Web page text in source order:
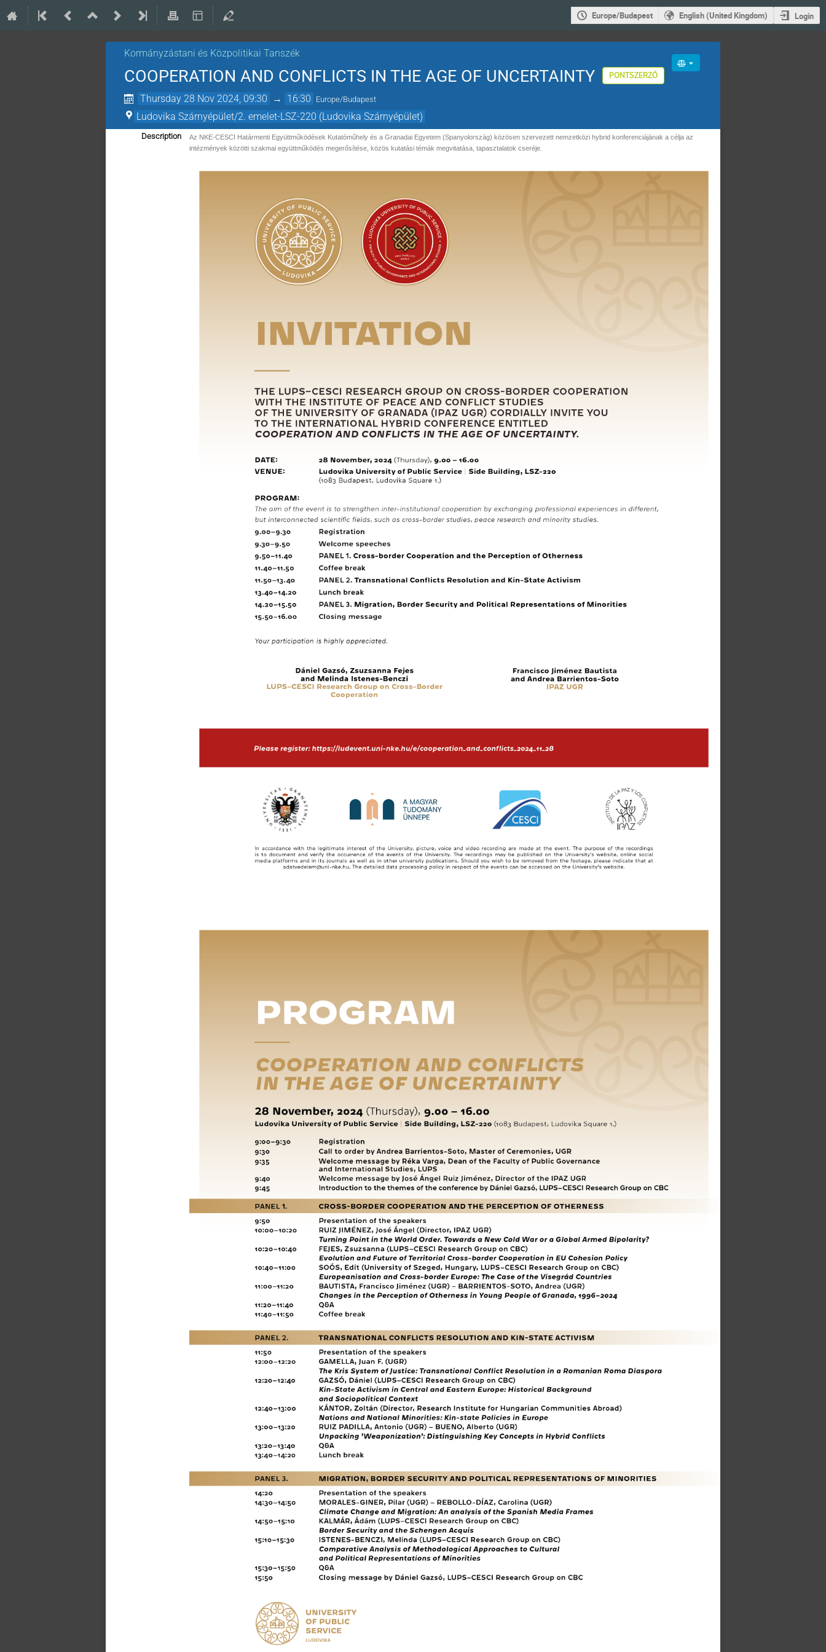
Europe/Budapest English (United Kingdom) Login
Kormányzástani és Közpolitikai Tanszék
COOPERATION AND CONFLICTS IN THE AGE OF UNCERTAINTY PONTSZERZŐ
Thursday 28 Nov 2024, 09:30 → 16:30 Europe/Budapest
Ludovika Szárnyépület/2. emelet-LSZ-220 (Ludovika Szárnyépület)
Description
Az NKE-CESCI Határmenti Együttműködések Kutatóműhely és a Granadai Egyetem (Spanyolország) közösen szervezett nemzetközi hybrid konferenciájának a célja az
intézmények közötti szakmai együttműködés megerősítése, közös kutatási témák megvitatása, tapasztalatok cseréje.